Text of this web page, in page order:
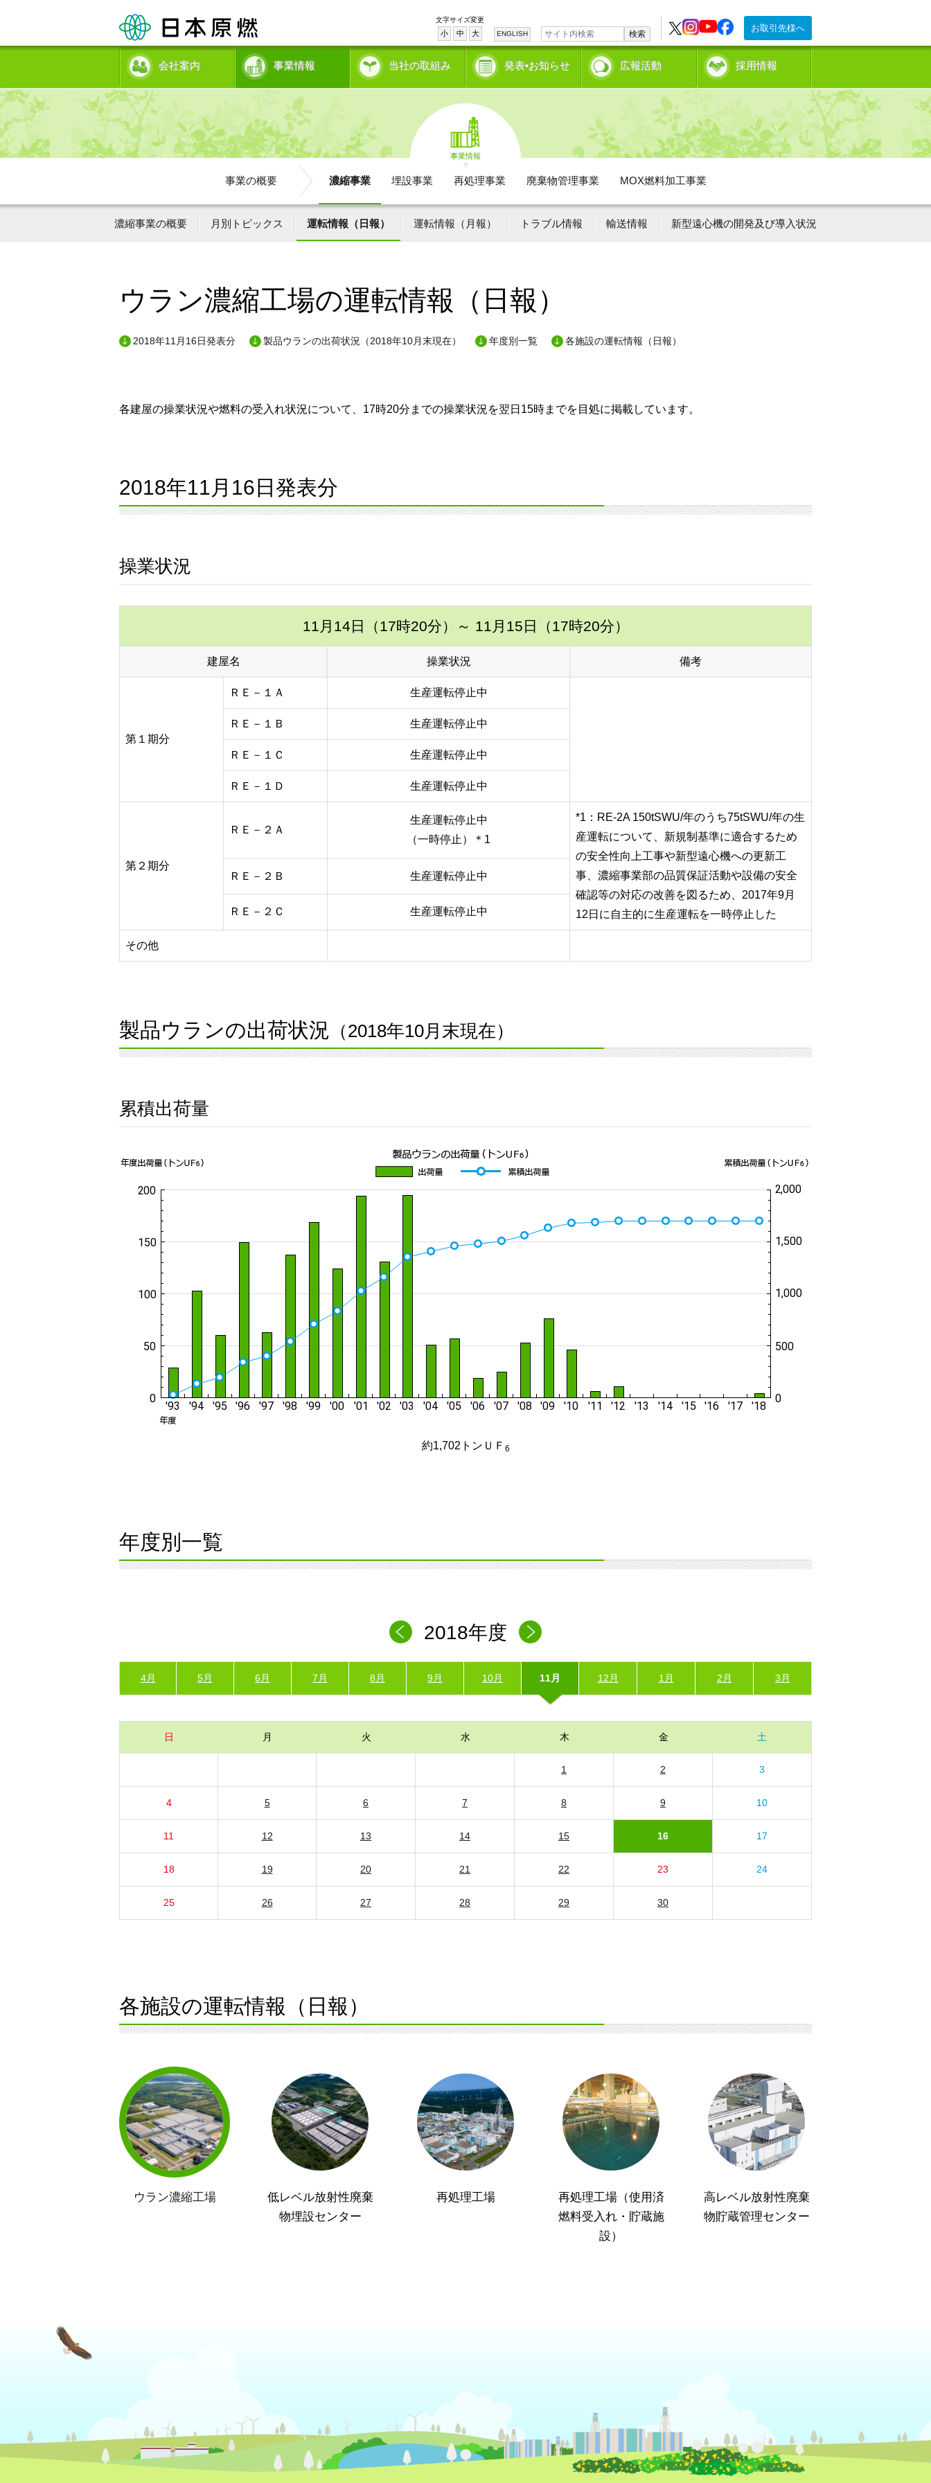
お取引先様へ
検索
文字サイズ変更
小 中 大 ENGLISH
会社案内 事業情報 当社の取組み 発表•お知らせ 広報活動 採用情報
事業情報
事業の概要 濃縮事業 埋設事業 再処理事業 廃棄物管理事業 MOX燃料加工事業
濃縮事業の概要 月別トピックス 運転情報（日報） 運転情報（月報） トラブル情報 輸送情報 新型遠心機の開発及び導入状況
ウラン濃縮工場の運転情報（日報）
2018年11月16日発表分 製品ウランの出荷状況（2018年10月末現在） 年度別一覧 各施設の運転情報（日報）
各建屋の操業状況や燃料の受入れ状況について、17時20分までの操業状況を翌日15時までを目処に掲載しています。
2018年11月16日発表分
操業状況
11月14日（17時20分） ～ 11月15日（17時20分）
建屋名 操業状況 備考
第１期分
ＲＥ－１Ａ 生産運転停止中
ＲＥ－１Ｂ 生産運転停止中
ＲＥ－１Ｃ 生産運転停止中
ＲＥ－１Ｄ 生産運転停止中
第２期分
ＲＥ－２Ａ
生産運転停止中
（一時停止）＊1
*1：RE-2A 150tSWU/年のうち75tSWU/年の生
産運転について、新規制基準に適合するため
の安全性向上工事や新型遠心機への更新工
事、濃縮事業部の品質保証活動や設備の安全
確認等の対応の改善を図るため、2017年9月
12日に自主的に生産運転を一時停止した
ＲＥ－２Ｂ 生産運転停止中
ＲＥ－２Ｃ 生産運転停止中
その他
製品ウランの出荷状況 （2018年10月末現在）
累積出荷量
約1,702トンＵＦ 6
年度別一覧
2018年度
4月 5月 6月 7月 8月 9月 10月 11月 12月 1月 2月 3月
日 月 火 水 木 金 土
1 2 3
4 5 6 7 8 9 10
11 12 13 14 15 16 17
18 19 20 21 22 23 24
25 26 27 28 29 30
各施設の運転情報（日報）
ウラン濃縮工場
低レベル放射性廃棄
物埋設センター
再処理工場
再処理工場（使用済
燃料受入れ・貯蔵施
設）
高レベル放射性廃棄
物貯蔵管理センター